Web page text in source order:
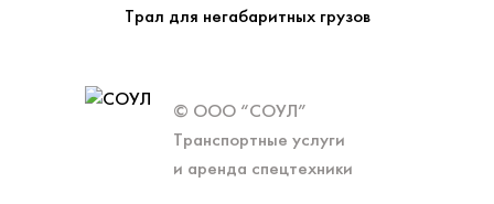
Трал для негабаритных грузов
© ООО “СОУЛ”
Транспортные услуги
и аренда спецтехники